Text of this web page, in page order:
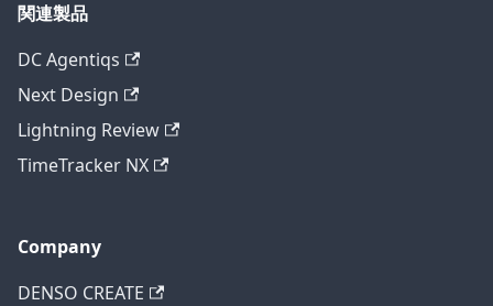
関連製品
DC Agentiqs
Next Design
Lightning Review
TimeTracker NX
Company
DENSO CREATE